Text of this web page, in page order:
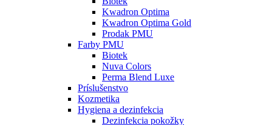
Kwadron Optima
Kwadron Optima Gold
Prodak PMU
Farby PMU
Biotek
Nuva Colors
Perma Blend Luxe
Príslušenstvo
Kozmetika
Hygiena a dezinfekcia
Dezinfekcia pokožky